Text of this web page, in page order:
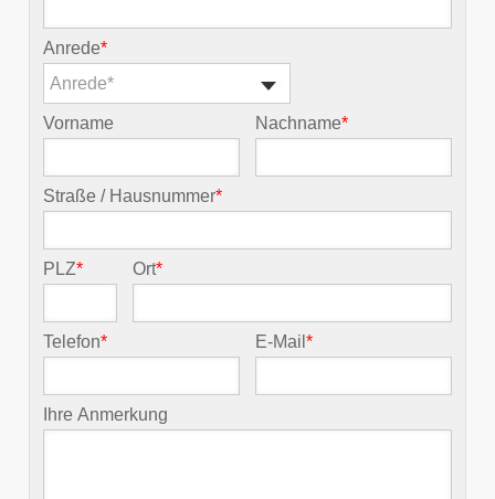
Anrede*
Anrede*
Vorname Nachname*
Straße / Hausnummer*
PLZ* Ort*
Telefon* E-Mail*
Ihre Anmerkung